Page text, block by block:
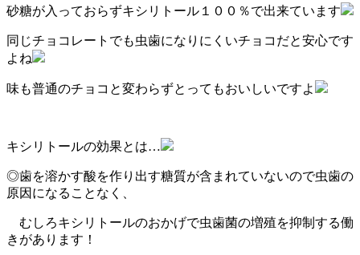
砂糖が入っておらずキシリトール１００％で出来ています
同じチョコレートでも虫歯になりにくいチョコだと安心です
よね
味も普通のチョコと変わらずとってもおいしいですよ
キシリトールの効果とは…
◎歯を溶かす酸を作り出す糖質が含まれていないので虫歯の
原因になることなく、
むしろキシリトールのおかげで虫歯菌の増殖を抑制する働
きがあります！